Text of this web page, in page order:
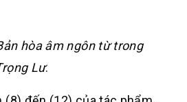
hòa âm ngôn từ trong
Lư.